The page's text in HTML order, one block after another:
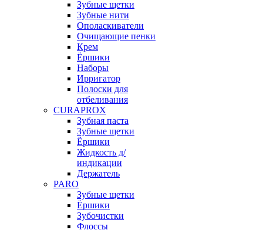
Зубные щетки
Зубные нити
Ополаскиватели
Очищающие пенки
Крем
Ёршики
Наборы
Ирригатор
Полоски для
отбеливания
CURAPROX
Зубная паста
Зубные щетки
Ёршики
Жидкость д/
индикации
Держатель
PARO
Зубные щетки
Ёршики
Зубочистки
Флоссы